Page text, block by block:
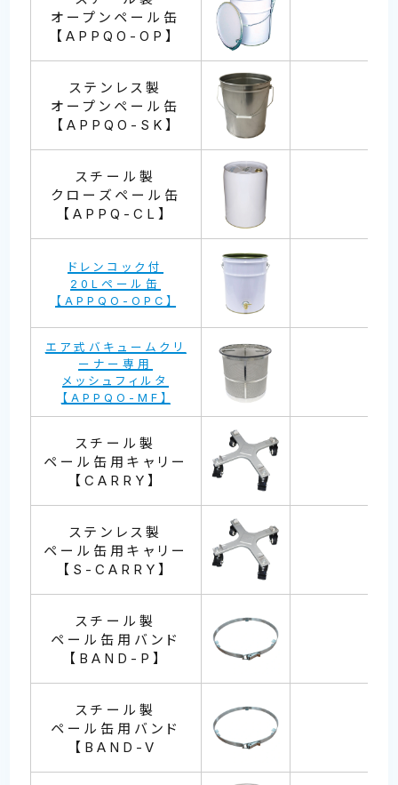
オープンペール缶
【APPQO-OP】
ステンレス製
オープンペール缶
【APPQO-SK】
スチール製
クローズペール缶
【APPQ-CL】
ドレンコック付
20Lペール缶
【APPQO-OPC】
エア式バキュームクリ
ーナー専用
メッシュフィルタ
【APPQO-MF】
スチール製
ペール缶用キャリー
【CARRY】
ステンレス製
ペール缶用キャリー
【S-CARRY】
スチール製
ペール缶用バンド
【BAND-P】
スチール製
ペール缶用バンド
【BAND-V